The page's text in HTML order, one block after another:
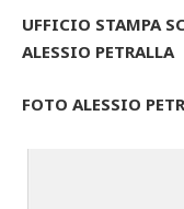
UFFICIO STAMPA
ALESSIO PETRALLA
FOTO ALESSIO